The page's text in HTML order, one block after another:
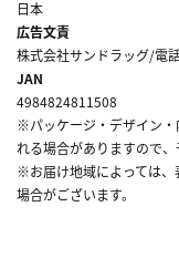
日本
広告文責
株式会社サンドラッグ/電
JAN
4984824811508
※パッケージ・デザイン・
れる場合がありますので、
※お届け地域によっては、
場合がございます。